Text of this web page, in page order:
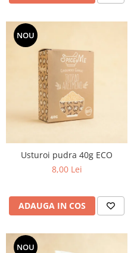
NOU
Usturoi pudra 40g ECO
8,00 Lei
ADAUGA IN COS
NOU